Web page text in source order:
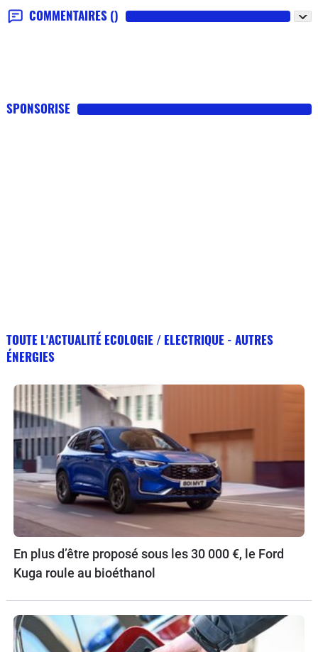
COMMENTAIRES ()
SPONSORISE
TOUTE L'ACTUALITÉ ECOLOGIE / ELECTRIQUE - AUTRES
ÉNERGIES
En plus d’être proposé sous les 30 000 €, le Ford
Kuga roule au bioéthanol